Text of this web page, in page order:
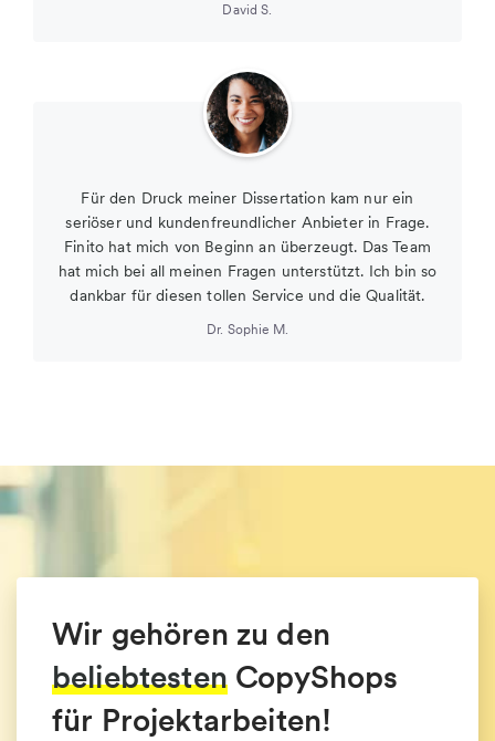
David S.
Für den Druck meiner Dissertation kam nur ein
seriöser und kundenfreundlicher Anbieter in Frage.
Finito hat mich von Beginn an überzeugt. Das Team
hat mich bei all meinen Fragen unterstützt. Ich bin so
dankbar für diesen tollen Service und die Qualität.
Dr. Sophie M.
Wir gehören zu den
beliebtestenCopyShops
für Projektarbeiten!